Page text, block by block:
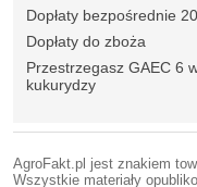
Dopłaty bezpośrednie
Dopłaty do zboża
Przestrzegasz GAEC 6
kukurydzy
AgroFakt.pl jest znakiem
Wszystkie materiały